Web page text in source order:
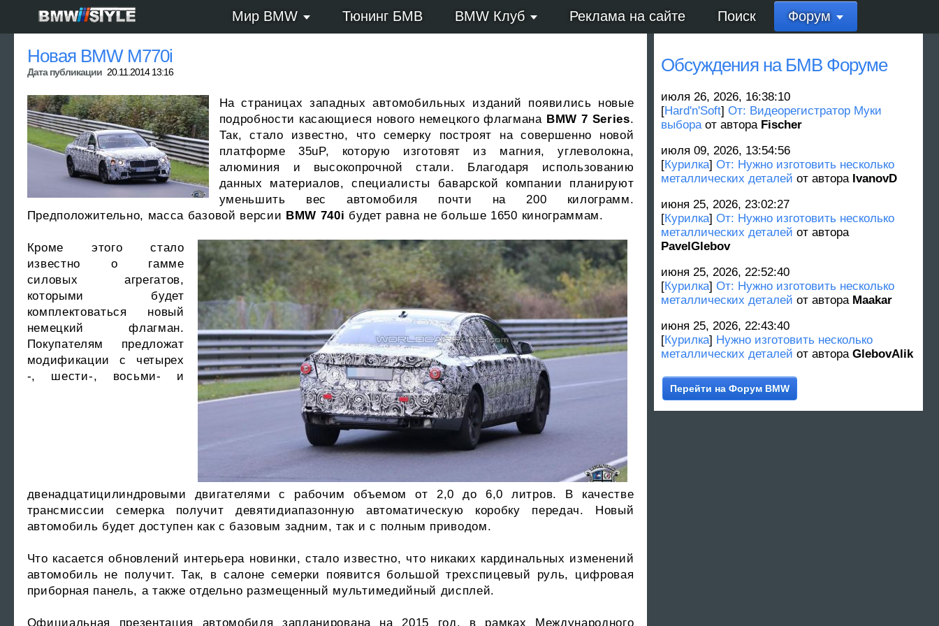
Мир BMW Тюнинг БМВ BMW Клуб Реклама на сайте Поиск Форум
Новая BMW M770i
Дата публикации 20.11.2014 13:16
На страницах западных автомобильных изданий появились новые
подробности касающиеся нового немецкого флагмана BMW 7 Series.
Так, стало известно, что семерку построят на совершенно новой
платформе 35uP, которую изготовят из магния, углеволокна,
алюминия и высокопрочной стали. Благодаря использованию
данных материалов, специалисты баварской компании планируют
уменьшить вес автомобиля почти на 200 килограмм.
Предположительно, масса базовой версии BMW 740i будет равна не больше 1650 кинограммам.
Кроме этого стало
известно о гамме
силовых агрегатов,
которыми будет
комплектоваться новый
немецкий флагман.
Покупателям предложат
модификации с четырех
-, шести-, восьми- и
двенадцатицилиндровыми двигателями с рабочим объемом от 2,0 до 6,0 литров. В качестве
трансмиссии семерка получит девятидиапазонную автоматическую коробку передач. Новый
автомобиль будет доступен как с базовым задним, так и с полным приводом.
Что касается обновлений интерьера новинки, стало известно, что никаких кардинальных изменений
автомобиль не получит. Так, в салоне семерки появится большой трехспицевый руль, цифровая
приборная панель, а также отдельно размещенный мультимедийный дисплей.
Официальная презентация автомобиля запланирована на 2015 год, в рамках Международного
Обсуждения на БМВ Форуме
июля 26, 2026, 16:38:10
[Hard'n'Soft] От: Видеорегистратор Муки
выбораот автора Fischer
июля 09, 2026, 13:54:56
[Курилка] От: Нужно изготовить несколько
металлических деталей от автора IvanovD
июня 25, 2026, 23:02:27
[Курилка] От: Нужно изготовить несколько
металлических деталей от автора
PavelGlebov
июня 25, 2026, 22:52:40
[Курилка] От: Нужно изготовить несколько
металлических деталей от автора Maakar
июня 25, 2026, 22:43:40
[Курилка] Нужно изготовить несколько
металлических деталей от автора GlebovAlik
Перейти на Форум BMW